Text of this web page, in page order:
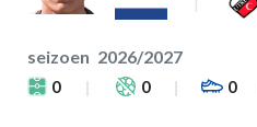
seizoen 2026/2027
0 0 0